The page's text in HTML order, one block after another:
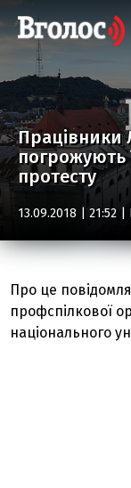
Працівники
погрожують
протесту
13.09.2018 | 21:52 |
Про це
профспілкової
національного